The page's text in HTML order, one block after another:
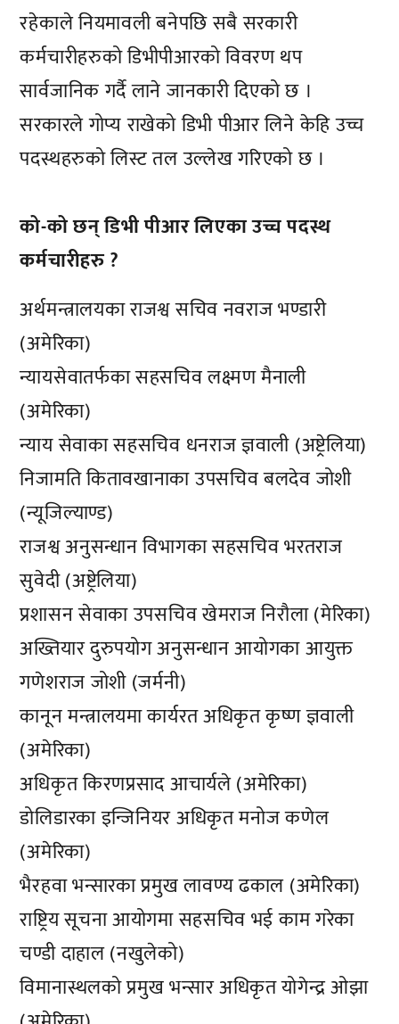
रहेकाले नियमावली बनेपछि सबै सरकारी
कर्मचारीहरुको डिभीपीआरको विवरण थप
सार्वजानिक गर्दै लाने जानकारी दिएको छ ।
सरकारले गोप्य राखेको डिभी पीआर लिने केहि उच्च
पदस्थहरुको लिस्ट तल उल्लेख गरिएको छ ।
को-को छन् डिभी पीआर लिएका उच्च पदस्थ
कर्मचारीहरु ?
अर्थमन्त्रालयका राजश्व सचिव नवराज भण्डारी
(अमेरिका)
न्यायसेवातर्फका सहसचिव लक्ष्मण मैनाली
(अमेरिका)
न्याय सेवाका सहसचिव धनराज ज्ञवाली (अष्ट्रेलिया)
निजामति कितावखानाका उपसचिव बलदेव जोशी
(न्यूजिल्याण्ड)
राजश्व अनुसन्धान विभागका सहसचिव भरतराज
सुवेदी (अष्ट्रेलिया)
प्रशासन सेवाका उपसचिव खेमराज निरौला (मेरिका)
अख्तियार दुरुपयोग अनुसन्धान आयोगका आयुक्त
गणेशराज जोशी (जर्मनी)
कानून मन्त्रालयमा कार्यरत अधिकृत कृष्ण ज्ञवाली
(अमेरिका)
अधिकृत किरणप्रसाद आचार्यले (अमेरिका)
डोलिडारका इन्जिनियर अधिकृत मनोज कणेल
(अमेरिका)
भैरहवा भन्सारका प्रमुख लावण्य ढकाल (अमेरिका)
राष्ट्रिय सूचना आयोगमा सहसचिव भई काम गरेका
चण्डी दाहाल (नखुलेको)
विमानास्थलको प्रमुख भन्सार अधिकृत योगेन्द्र ओझा